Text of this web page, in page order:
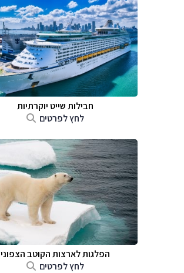
חבילות שייט יוקרתיות
לחץ לפרטים
הפלגות לארצות הקוטב הצפוני
לחץ לפרטים